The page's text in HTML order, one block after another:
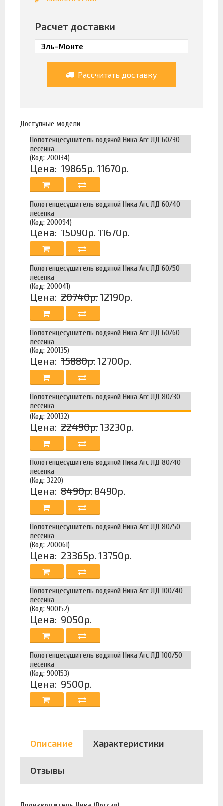
Расчет доставки
Рассчитать доставку
Доступные модели
Полотенцесушитель водяной Ника Arc ЛД 60/30
лесенка
(Код: 200134)
Цена: 19865р.11670р.
Полотенцесушитель водяной Ника Arc ЛД 60/40
лесенка
(Код: 200094)
Цена: 15090р.11670р.
Полотенцесушитель водяной Ника Arc ЛД 60/50
лесенка
(Код: 200041)
Цена: 20740р.12190р.
Полотенцесушитель водяной Ника Arc ЛД 60/60
лесенка
(Код: 200135)
Цена: 15880р.12700р.
Полотенцесушитель водяной Ника Arc ЛД 80/30
лесенка
(Код: 200132)
Цена: 22490р.13230р.
Полотенцесушитель водяной Ника Arc ЛД 80/40
лесенка
(Код: 3220)
Цена: 8490р. 8490р.
Полотенцесушитель водяной Ника Arc ЛД 80/50
лесенка
(Код: 200061)
Цена: 23365р.13750р.
Полотенцесушитель водяной Ника Arc ЛД 100/40
лесенка
(Код: 900152)
Цена: 9050р.
Полотенцесушитель водяной Ника Arc ЛД 100/50
лесенка
(Код: 900153)
Цена: 9500р.
Описание Характеристики
Отзывы